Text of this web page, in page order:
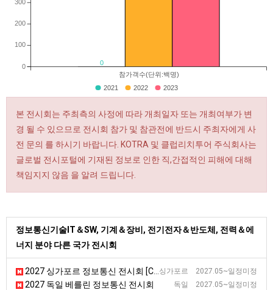
0
참가객수(단위:백명)
0
100
200
300
2021 2022 2023
본 전시회는 주최측의 사정에 따라 개최일자 또는 개최여부가 변
경 될 수 있으므로 전시회 참가 및 참관전에 반드시 주최자에게 사
전 문의 를 하시기 바랍니다. KOTRA 및 클럽리치투어 주식회사는
글로벌 전시포털에 기재된 정보로 인한 직,간접적인 피해에 대해
책임지지 않음 을 알려 드립니다.
정보통신기술IT＆SW, 기계＆장비, 전기전자＆반도체, 전력＆에
너지 분야 다른 국가 전시회
싱가포르 2027.05~일정미정
2027 싱가포르 정보통신 전시회 [CMMA]
독일 2027.05~일정미정
2027 독일 베를린 정보통신 전시회